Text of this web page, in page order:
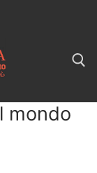
mondo